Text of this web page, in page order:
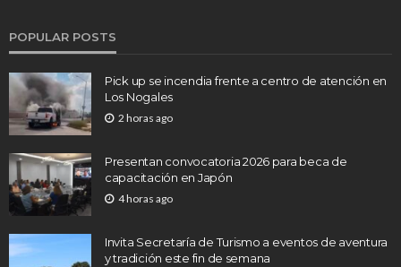
POPULAR POSTS
Pick up se incendia frente a centro de atención en
Los Nogales
2 horas ago
Presentan convocatoria 2026 para beca de
capacitación en Japón
4 horas ago
Invita Secretaría de Turismo a eventos de aventura
y tradición este fin de semana